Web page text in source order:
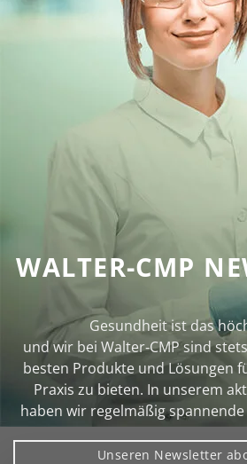
WALTER-CMP
Gesundheit ist das
und wir bei Walter‑CMP sind
besten Produkte und Lösungen
Praxis zu bieten. In unserem
haben wir regelmäßig
Unseren Newsletter